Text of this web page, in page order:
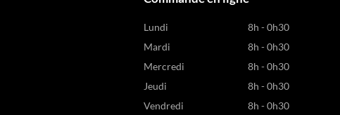
Lundi
8h - 0h30
Mardi
8h - 0h30
Mercredi
8h - 0h30
Jeudi
8h - 0h30
Vendredi
8h - 0h30